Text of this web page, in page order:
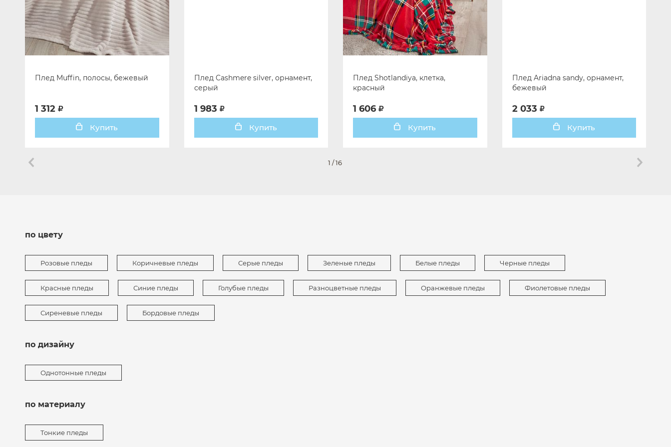
Плед Muffin, полосы, бежевый
1 312
Купить
Плед Cashmere silver, орнамент,
серый
1 983
Купить
Плед Shotlandiya, клетка,
красный
1 606
Купить
Плед Ariadna sandy, орнамент,
бежевый
2 033
Купить
1 /16
по цвету
Розовые пледы Коричневые пледы Серые пледы Зеленые пледы Белые пледы Черные пледы
Красные пледы Синие пледы Голубые пледы Разноцветные пледы Оранжевые пледы Фиолетовые пледы
Сиреневые пледы Бордовые пледы
по дизайну
Однотонные пледы
по материалу
Тонкие пледы